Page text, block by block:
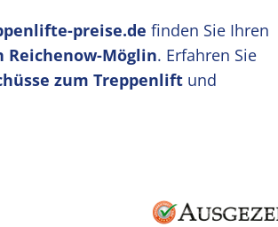
preise.de finden Sie Ihren
Möglin. Erfahren Sie
zum Treppenlift und